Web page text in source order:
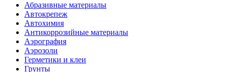
Абразивные материалы
Автокрепеж
Автохимия
Антикоррозийные материалы
Аэрография
Аэрозоли
Герметики и клеи
Грунты